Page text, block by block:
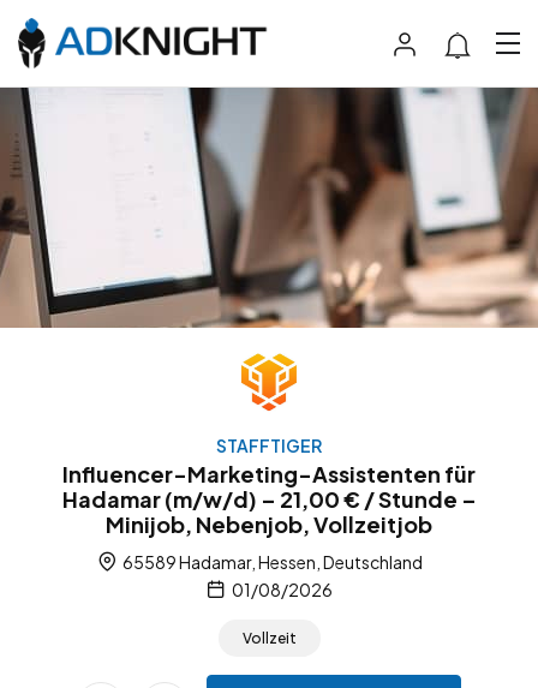
STAFFTIGER
Influencer-Marketing-Assistenten für
Hadamar (m/w/d) – 21,00 € / Stunde –
Minijob, Nebenjob, Vollzeitjob
65589 Hadamar, Hessen, Deutschland
01/08/2026
Vollzeit